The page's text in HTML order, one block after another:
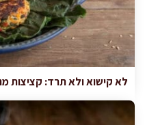
לא קישוא ולא תרד: קציצות